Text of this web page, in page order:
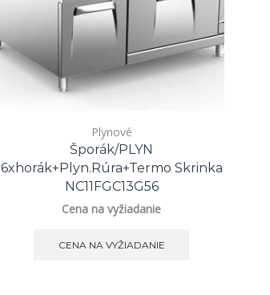
Plynové
Šporák/PLYN
6xhorák+plyn.rúra+termo Skrinka
NC11FGC13G56
Cena na vyžiadanie
CENA NA VYŽIADANIE